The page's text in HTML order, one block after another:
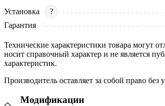
Установка
?
Гарантия
Технические характеристики товара могут
носит справочный характер и не является
характеристик.
Производитель оставляет за собой право
Модификации